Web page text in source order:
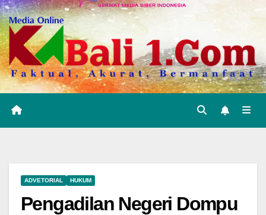
ADVETORIAL HUKUM
Pengadilan Negeri Dompu